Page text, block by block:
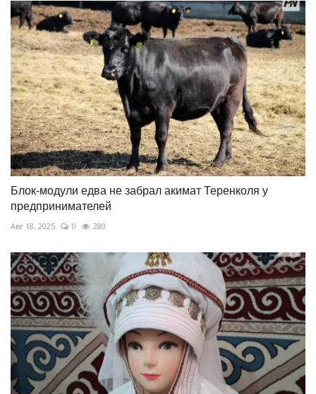
Блок-модули едва не забрал акимат Теренколя у
предпринимателей
Авг 18, 2025 0 280